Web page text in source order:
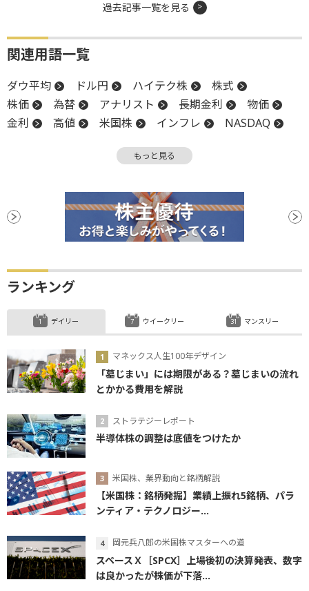
過去記事一覧を見る
関連用語一覧
ダウ平均 ドル円 ハイテク株
株式
株価
為替 アナリスト 長期金利
物価
金利
高値 米国株 インフレ
NASDAQ
CPI 続伸
もっと見る
ランキング
デイリー
マネックス人生100年デザイン
「墓じまい」には期限がある？墓じまいの流れ
とかかる費用を解説
ストラテジーレポート
半導体株の調整は底値をつけたか
米国株、業界動向と銘柄解説
【米国株：銘柄発掘】業績上振れ5銘柄、パラ
ンティア・テクノロジー...
岡元兵八郎の米国株マスターへの道
スペースＸ［SPCX］上場後初の決算発表、数字
は良かったが株価が下落...
ウイークリー マンスリー